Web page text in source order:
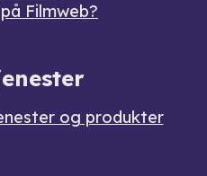
Filmweb?
og produkter